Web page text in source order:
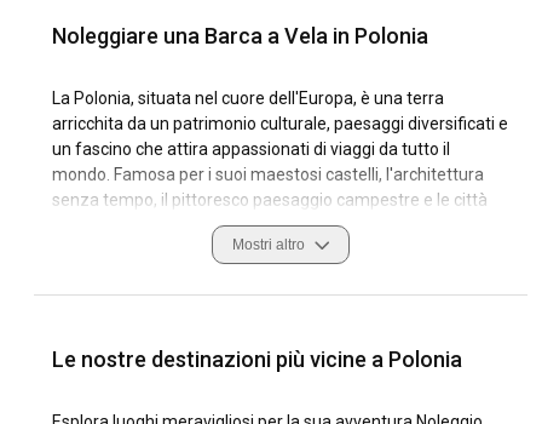
Noleggiare una Barca a Vela in Polonia
La Polonia, situata nel cuore dell'Europa, è una terra
arricchita da un patrimonio culturale, paesaggi diversificati e
un fascino che attira appassionati di viaggi da tutto il
mondo. Famosa per i suoi maestosi castelli, l'architettura
senza tempo, il pittoresco paesaggio campestre e le città
vivaci, l'irresistibile attrattiva della Polonia è innegabile.
Tuttavia, la bellezza della Polonia non si limita alla terra
magnifico paese è la sua vasta costa lungo il Mar Baltico,
esploratori.
Mostri altro
Le nostre destinazioni più vicine a Polonia